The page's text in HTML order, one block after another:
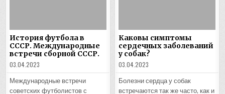
История футбола в
СССР. Международные
встречи сборной СССР.
03.04.2023
Международные встречи
советских футболистов с
Каковы симптомы
сердечных заболеваний
у собак?
03.04.2023
Болезни сердца у собак
встречаются так же часто, как и